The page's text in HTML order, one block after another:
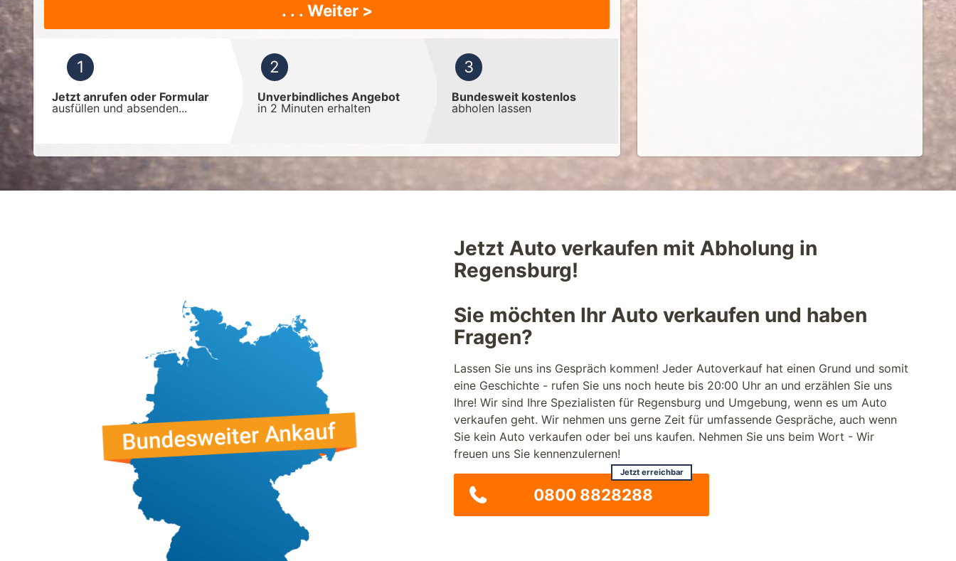
. . . Weiter >
Jetzt anrufen oder Formular
ausfüllen und absenden...
Unverbindliches Angebot
in 2 Minuten erhalten
Bundesweit kostenlos
abholen lassen
Jetzt Auto verkaufen mit Abholung in
Regensburg!
Sie möchten Ihr Auto verkaufen und haben
Fragen?
Lassen Sie uns ins Gespräch kommen! Jeder Autoverkauf hat einen Grund und somit
eine Geschichte - rufen Sie uns noch heute bis 20:00 Uhr an und erzählen Sie uns
Ihre! Wir sind Ihre Spezialisten für Regensburg und Umgebung, wenn es um Auto
verkaufen geht. Wir nehmen uns gerne Zeit für umfassende Gespräche, auch wenn
Sie kein Auto verkaufen oder bei uns kaufen. Nehmen Sie uns beim Wort - Wir
freuen uns Sie kennenzulernen!
0800 8828288
Jetzt erreichbar